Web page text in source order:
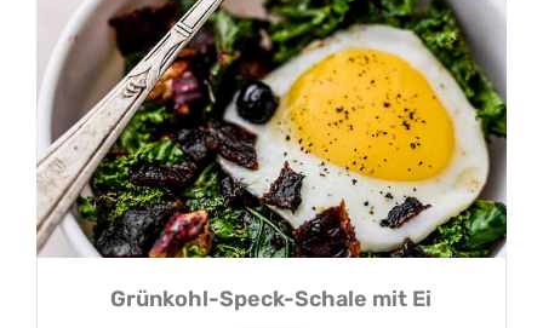
Grünkohl-Speck-Schale mit Ei